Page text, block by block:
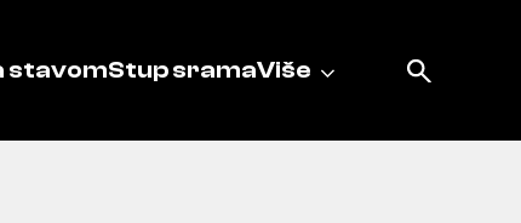
stavomStup sramaViše